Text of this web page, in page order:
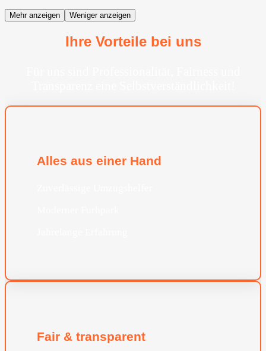
Mehr anzeigen Weniger anzeigen
Ihre Vorteile bei uns
Alles aus einer Hand
Fair & transparent